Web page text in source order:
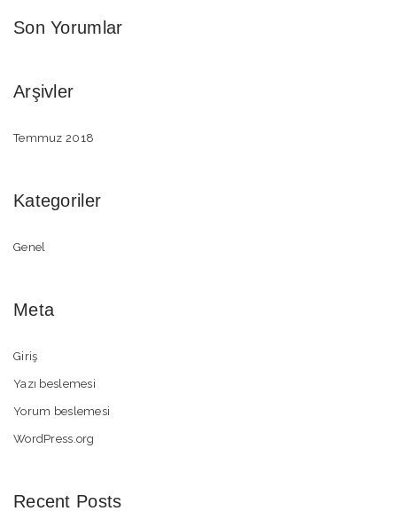
Son Yorumlar
Arşivler
Temmuz 2018
Kategoriler
Genel
Meta
Giriş
Yazı beslemesi
Yorum beslemesi
WordPress.org
Recent Posts